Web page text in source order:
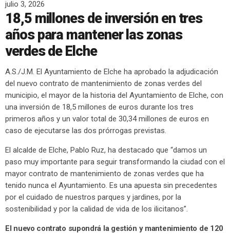
julio 3, 2026
18,5 millones de inversión en tres
años para mantener las zonas
verdes de Elche
A.S./J.M. El Ayuntamiento de Elche ha aprobado la adjudicación
del nuevo contrato de mantenimiento de zonas verdes del
municipio, el mayor de la historia del Ayuntamiento de Elche, con
una inversión de 18,5 millones de euros durante los tres
primeros años y un valor total de 30,34 millones de euros en
caso de ejecutarse las dos prórrogas previstas.
El alcalde de Elche, Pablo Ruz, ha destacado que “damos un
paso muy importante para seguir transformando la ciudad con el
mayor contrato de mantenimiento de zonas verdes que ha
tenido nunca el Ayuntamiento. Es una apuesta sin precedentes
por el cuidado de nuestros parques y jardines, por la
sostenibilidad y por la calidad de vida de los ilicitanos”.
El nuevo contrato supondrá la gestión y mantenimiento de 120